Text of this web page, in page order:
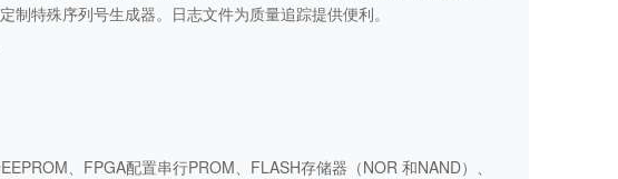
特殊序列号生成器。日志文件为质量追踪提供便利。
、FPGA配置串行PROM、FLASH存储器（NOR 和NAND）、